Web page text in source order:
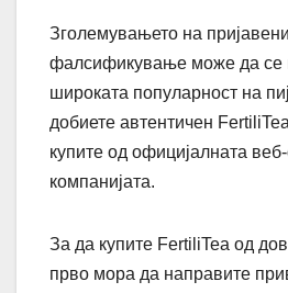
Зголемувањето на
фалсификување може да се
широката популарност на
добиете автентичен
купите од официјалната
компанијата.
За да купите FertiliTea од
прво мора да направите